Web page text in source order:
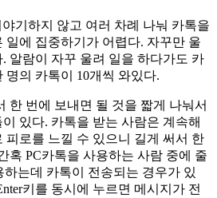
기하지 않고 여러 차례 나눠 카톡을
일에 집중하기가 어렵다. 자꾸만 울
알람이 자꾸 울려 일을 하다가도 카
명의 카톡이 10개씩 와있다.
한 번에 보내면 될 것을 짧게 나눠서
있다. 카톡을 받는 사람은 계속해
피로를 느낄 수 있으니 길게 써서 한
혹 PC카톡을 사용하는 사람 중에 줄
하는데 카톡이 전송되는 경우가 있
키를 동시에 누르면 메시지가 전